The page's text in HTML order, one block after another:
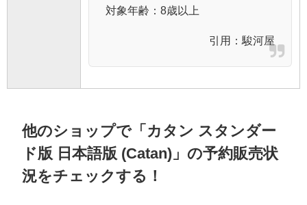
対象年齢：8歳以上
引用： 駿河屋
他のショップで「カタン スタンダー
ド版 日本語版 (Catan)」の予約販売状
況をチェックする！